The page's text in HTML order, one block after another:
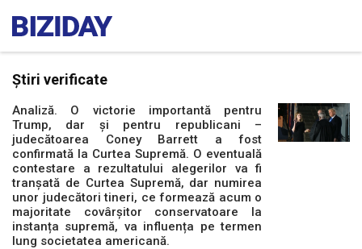
Știri verificate
Analiză. O victorie importantă pentru
Trump, dar și pentru republicani –
judecătoarea Coney Barrett a fost
confirmată la Curtea Supremă. O eventuală
contestare a rezultatului alegerilor va fi
tranșată de Curtea Supremă, dar numirea
unor judecători tineri, ce formează acum o
majoritate covârșitor conservatoare la
instanța supremă, va influența pe termen
lung societatea americană.